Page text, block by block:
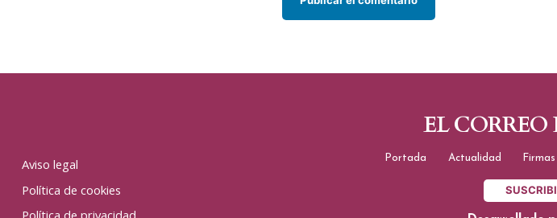
Aviso legal
Política de cookies
EL
Portada Actualidad Firmas